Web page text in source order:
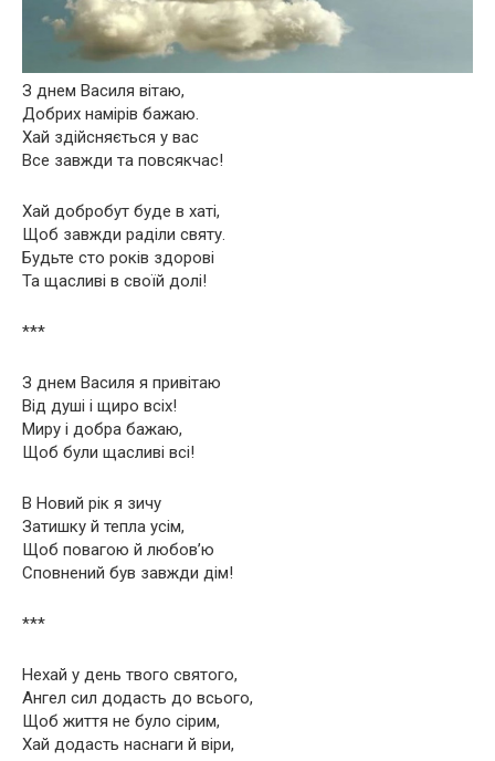
З днем Василя вітаю,
Добрих намірів бажаю.
Хай здійсняється у вас
Все завжди та повсякчас!
Хай добробут буде в хаті,
Щоб завжди раділи святу.
Будьте сто років здорові
Та щасливі в своїй долі!
***
З днем Василя я привітаю
Від душі і щиро всіх!
Миру і добра бажаю,
Щоб були щасливі всі!
В Новий рік я зичу
Затишку й тепла усім,
Щоб повагою й любов’ю
Сповнений був завжди дім!
***
Нехай у день твого святого,
Ангел сил додасть до всього,
Щоб життя не було сірим,
Хай додасть наснаги й віри,